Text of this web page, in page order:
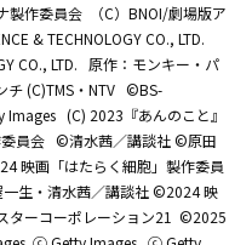
製作委員会
（C）BNOI/劇場版ア
& TECHNOLOGY CO., LTD.
CO., LTD.
原作：モンキー・パ
(C)TMS・NTV ©BS-
Images (C) 2023『あんのこと』
員会 ©清水茜／講談社 ©原田
映画「はたらく細胞」製作委員
生・清水茜／講談社 ©2024 映
ーコーポレーション21 ©2025